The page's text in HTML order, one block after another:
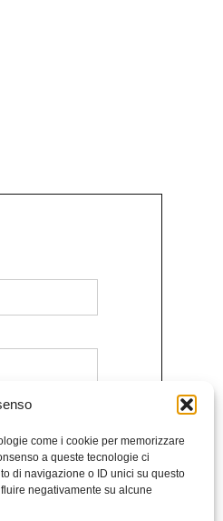
come i cookie per memorizzare
a queste tecnologie ci
di navigazione o ID unici su questo
negativamente su alcune